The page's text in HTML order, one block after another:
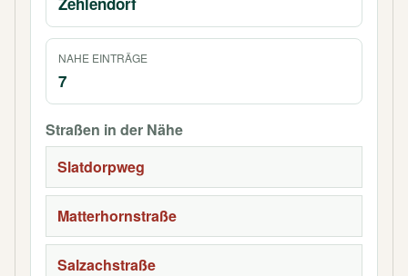
NAHE EINTRÄGE
7
Straßen in der Nähe
Slatdorpweg
Matterhornstraße
Salzachstraße